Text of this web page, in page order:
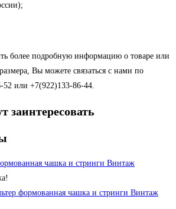
более подробную информацию о товаре или
Вы можете связаться с нами по
52 или +7(922)133-86-44.
заинтересовать